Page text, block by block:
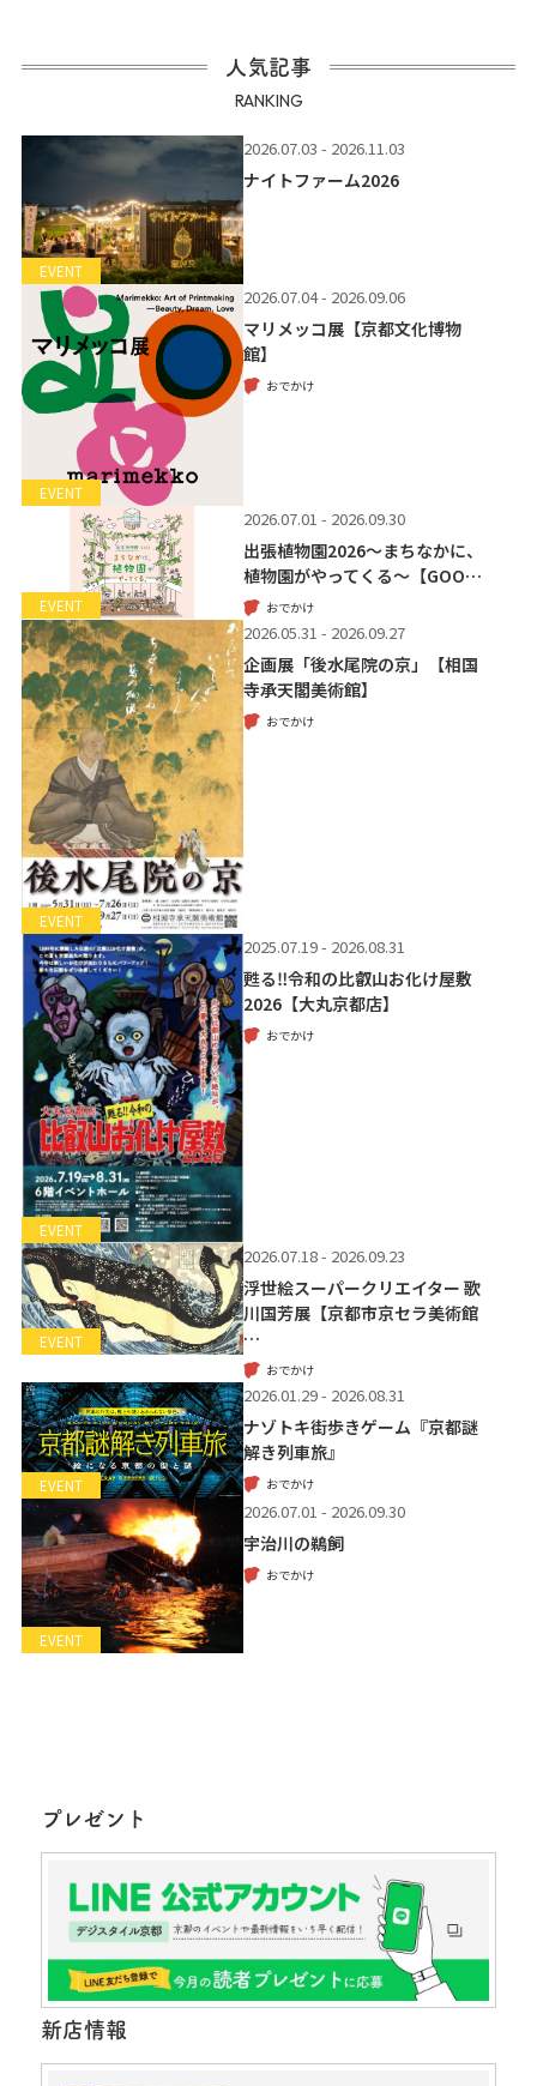
人気記事
RANKING
EVENT
2026.07.03 - 2026.11.03
ナイトファーム2026
EVENT
2026.07.04 - 2026.09.06
マリメッコ展【京都文化博物
館】
おでかけ
EVENT
2026.07.01 - 2026.09.30
出張植物園2026～まちなかに、
植物園がやってくる～【GOO…
おでかけ
EVENT
2026.05.31 - 2026.09.27
企画展「後水尾院の京」【相国
寺承天閣美術館】
おでかけ
EVENT
2025.07.19 - 2026.08.31
甦る‼令和の比叡山お化け屋敷
2026【大丸京都店】
おでかけ
EVENT
2026.07.18 - 2026.09.23
浮世絵スーパークリエイター 歌
川国芳展【京都市京セラ美術館
…
おでかけ
EVENT
2026.01.29 - 2026.08.31
ナゾトキ街歩きゲーム『京都謎
解き列車旅』
おでかけ
EVENT
2026.07.01 - 2026.09.30
宇治川の鵜飼
おでかけ
プレゼント
新店情報